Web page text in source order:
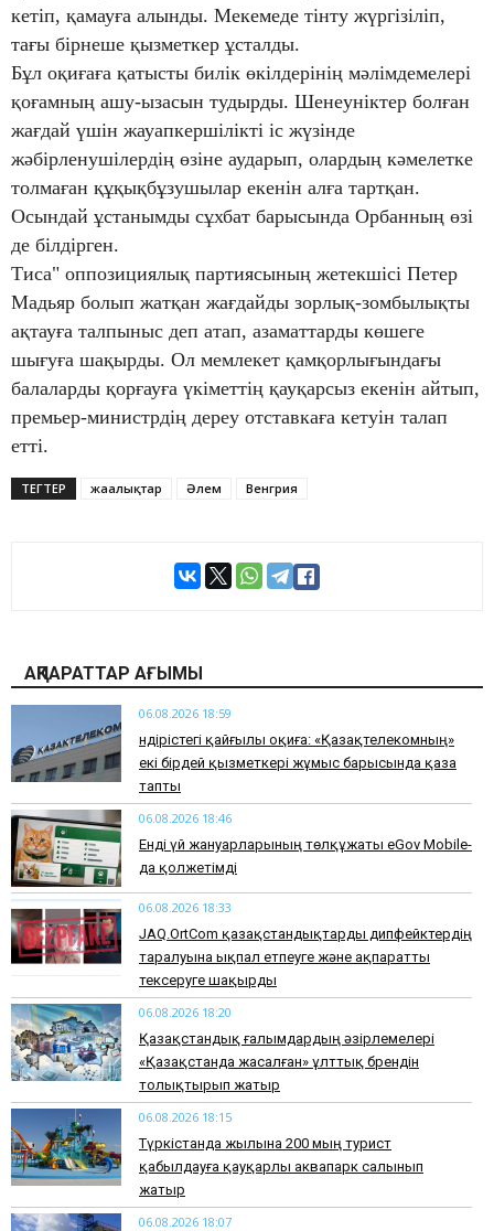
кетіп, қамауға алынды. Мекемеде тінту жүргізіліп,
тағы бірнеше қызметкер ұсталды.
Бұл оқиғаға қатысты билік өкілдерінің мәлімдемелері
қоғамның ашу-ызасын тудырды. Шенеуніктер болған
жағдай үшін жауапкершілікті іс жүзінде
жәбірленушілердің өзіне аударып, олардың кәмелетке
толмаған құқықбұзушылар екенін алға тартқан.
Осындай ұстанымды сұхбат барысында Орбанның өзі
де білдірген.
Тиса" оппозициялық партиясының жетекшісі Петер
Мадьяр болып жатқан жағдайды зорлық-зомбылықты
ақтауға талпыныс деп атап, азаматтарды көшеге
шығуға шақырды. Ол мемлекет қамқорлығындағы
балаларды қорғауға үкіметтің қауқарсыз екенін айтып,
премьер-министрдің дереу отставкаға кетуін талап
етті.
ТЕГТЕР жаңалықтар Әлем Венгрия
АҚПАРАТТАР АҒЫМЫ
06.08.2026 18:59
Өндірістегі қайғылы оқиға: «Қазақтелекомның»
екі бірдей қызметкері жұмыс барысында қаза
тапты
06.08.2026 18:46
Енді үй жануарларының төлқұжаты eGov Mobile-
да қолжетімді
06.08.2026 18:33
JAQ.OrtCom қазақстандықтарды дипфейктердің
таралуына ықпал етпеуге және ақпаратты
тексеруге шақырды
06.08.2026 18:20
Қазақстандық ғалымдардың әзірлемелері
«Қазақстанда жасалған» ұлттық брендін
толықтырып жатыр
06.08.2026 18:15
Түркістанда жылына 200 мың турист
қабылдауға қауқарлы аквапарк салынып
жатыр
06.08.2026 18:07